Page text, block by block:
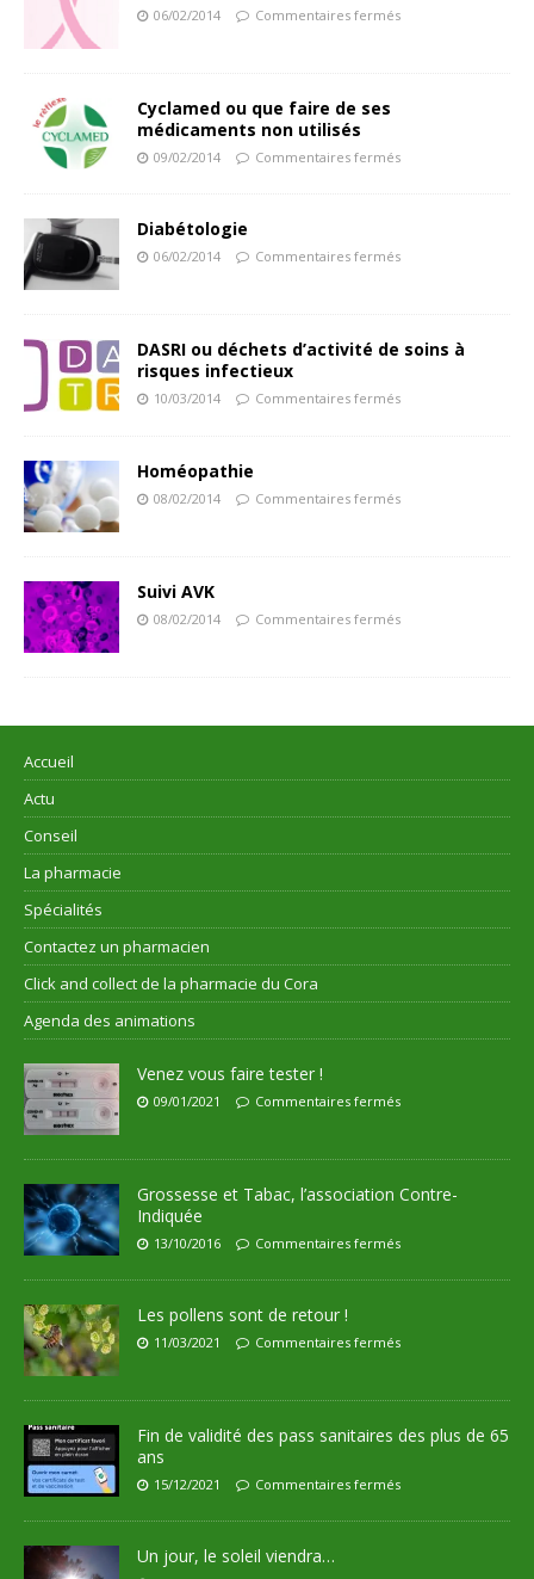
06/02/2014 Commentaires fermés
Cyclamed ou que faire de ses
médicaments non utilisés
09/02/2014 Commentaires fermés
Diabétologie
06/02/2014 Commentaires fermés
DASRI ou déchets d’activité de soins à
risques infectieux
10/03/2014 Commentaires fermés
Homéopathie
08/02/2014 Commentaires fermés
Suivi AVK
08/02/2014 Commentaires fermés
Accueil
Actu
Conseil
La pharmacie
Spécialités
Contactez un pharmacien
Click and collect de la pharmacie du Cora
Agenda des animations
Venez vous faire tester !
09/01/2021 Commentaires fermés
Grossesse et Tabac, l’association Contre-
Indiquée
13/10/2016 Commentaires fermés
Les pollens sont de retour !
11/03/2021 Commentaires fermés
Fin de validité des pass sanitaires des plus de 65
ans
15/12/2021 Commentaires fermés
Un jour, le soleil viendra…